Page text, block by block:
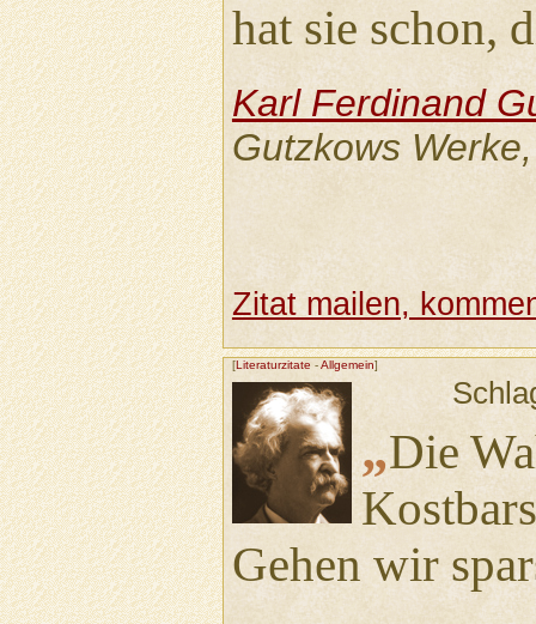
hat sie schon,
Karl Ferdinand
Gutzkows
Zitat mailen,
[Literaturzitate -Allgemein]
„Die
Gehen wir